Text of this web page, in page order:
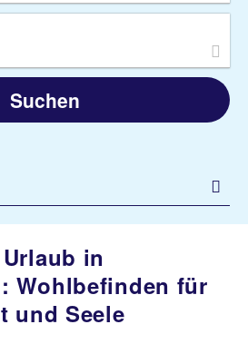
Suchen
in
Wohlbefinden für
und Seele